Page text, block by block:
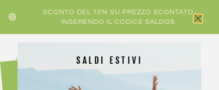
SCONTO DEL 10% SU PREZZO SCONTATO
INSERENDO IL CODICE SALDI26
SALDI ESTIVI